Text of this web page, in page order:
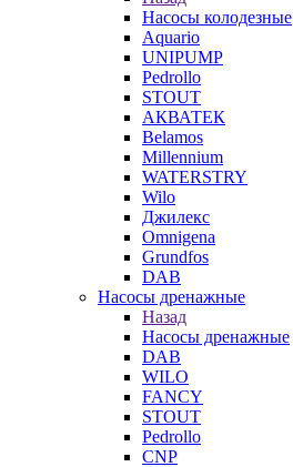
Насосы колодезные
Aquario
UNIPUMP
Pedrollo
STOUT
АКВАТЕК
Belamos
Millennium
WATERSTRY
Wilo
Джилекс
Omnigena
Grundfos
DAB
Насосы дренажные
Назад
Насосы дренажные
DAB
WILO
FANCY
STOUT
Pedrollo
CNP